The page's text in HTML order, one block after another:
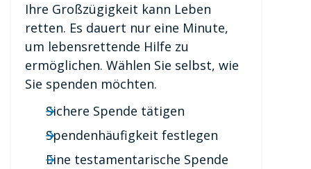
Ihre Großzügigkeit kann Leben
retten. Es dauert nur eine Minute,
um lebensrettende Hilfe zu
ermöglichen. Wählen Sie selbst, wie
Sie spenden möchten.
Sichere Spende tätigen
Spendenhäufigkeit festlegen
Eine testamentarische Spende